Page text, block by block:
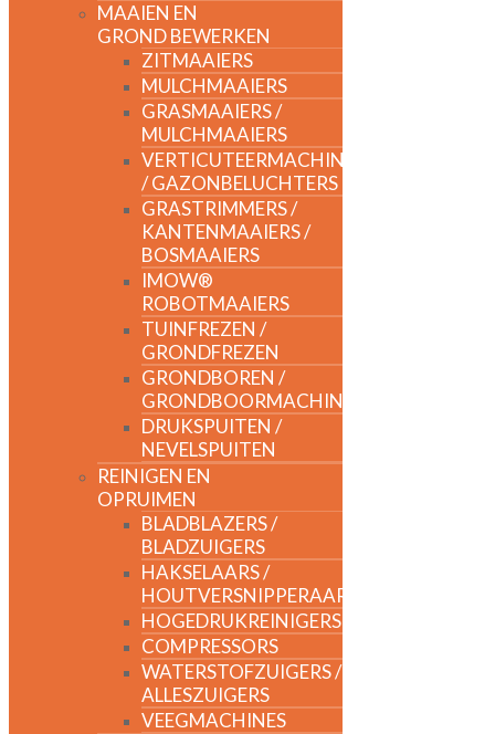
MAAIEN EN
GROND BEWERKEN
ZITMAAIERS
MULCHMAAIERS
GRASMAAIERS /
MULCHMAAIERS
VERTICUTEERMACHINES
/ GAZONBELUCHTERS
GRASTRIMMERS /
KANTENMAAIERS /
BOSMAAIERS
IMOW®
ROBOTMAAIERS
TUINFREZEN /
GRONDFREZEN
GRONDBOREN /
GRONDBOORMACHINES
DRUKSPUITEN /
NEVELSPUITEN
REINIGEN EN
OPRUIMEN
BLADBLAZERS /
BLADZUIGERS
HAKSELAARS /
HOUTVERSNIPPERAARS
HOGEDRUKREINIGERS
COMPRESSORS
WATERSTOFZUIGERS /
ALLESZUIGERS
VEEGMACHINES